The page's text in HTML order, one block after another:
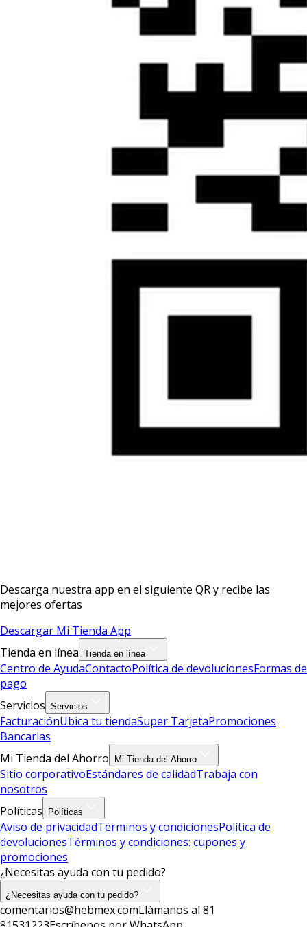
Descarga nuestra app en el siguiente QR y recibe las
mejores ofertas
Descargar Mi Tienda App
Tienda en línea Tienda en línea
Centro de AyudaContactoPolítica de devolucionesFormas de
pago
Servicios Servicios
FacturaciónUbica tu tiendaSuper TarjetaPromociones
Bancarias
Mi Tienda del Ahorro
Mi Tienda del Ahorro
Sitio corporativoEstándares de calidadTrabaja con
nosotros
Políticas
Políticas
Aviso de privacidadTérminos y condicionesPolítica de
devolucionesTérminos y condiciones: cupones y
promociones
¿Necesitas ayuda con tu pedido?
¿Necesitas ayuda con tu pedido?
comentarios@hebmex.comLlámanos al 81